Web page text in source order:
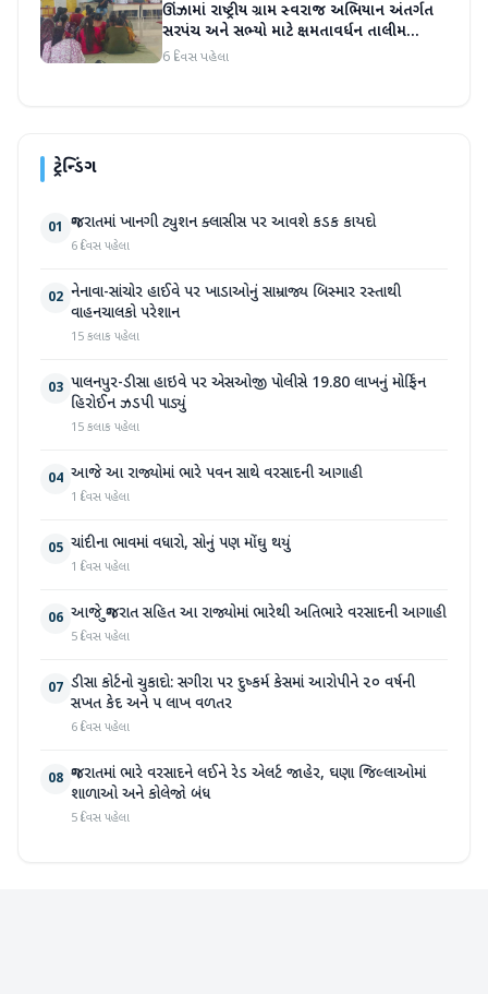
ઊંઝામાં રાષ્ટ્રીય ગ્રામ સ્વરાજ અભિયાન અંતર્ગત
સરપંચ અને સભ્યો માટે ક્ષમતાવર્ધન તાલીમ
યોજાઈ
6 દિવસ પહેલા
ટ્રેન્ડિંગ
01 ગુજરાતમાં ખાનગી ટ્યુશન ક્લાસીસ પર આવશે કડક કાયદો
6 દિવસ પહેલા
02 નેનાવા-સાંચોર હાઈવે પર ખાડાઓનું સામ્રાજ્ય બિસ્માર રસ્તાથી
વાહનચાલકો પરેશાન
15 કલાક પહેલા
03 પાલનપુર-ડીસા હાઇવે પર એસઓજી પોલીસે 19.80 લાખનું મોર્ફિન
હિરોઈન ઝડપી પાડ્યું
15 કલાક પહેલા
04 આજે આ રાજ્યોમાં ભારે પવન સાથે વરસાદની આગાહી
1 દિવસ પહેલા
05 ચાંદીના ભાવમાં વધારો, સોનું પણ મોંઘુ થયું
1 દિવસ પહેલા
06 આજે ગુજરાત સહિત આ રાજ્યોમાં ભારેથી અતિભારે વરસાદની આગાહી
5 દિવસ પહેલા
07 ડીસા કોર્ટનો ચુકાદો: સગીરા પર દુષ્કર્મ કેસમાં આરોપીને ૨૦ વર્ષની
સખત કેદ અને ૫ લાખ વળતર
6 દિવસ પહેલા
08 ગુજરાતમાં ભારે વરસાદને લઈને રેડ એલર્ટ જાહેર, ઘણા જિલ્લાઓમાં
શાળાઓ અને કોલેજો બંધ
5 દિવસ પહેલા